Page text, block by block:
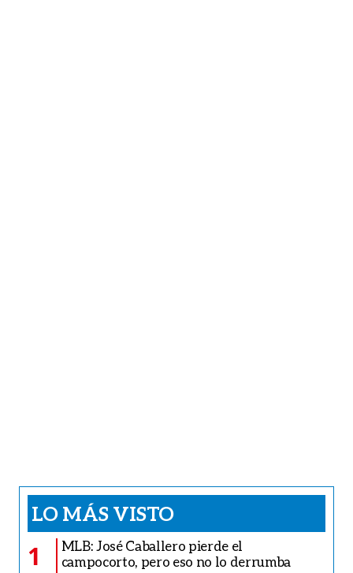
LO MÁS VISTO
1
MLB: José Caballero pierde el
campocorto, pero eso no lo derrumba